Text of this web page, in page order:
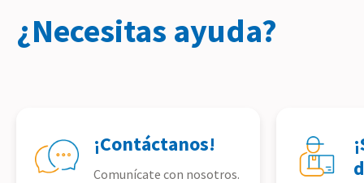
¿Necesitas ayuda?
¡Contáctanos!
Comunícate con nosotros.